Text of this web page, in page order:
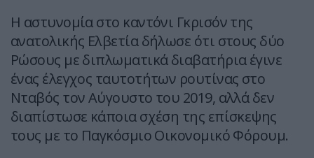
Η αστυνομία στο καντόνι Γκρισόν της
ανατολικής Ελβετία δήλωσε ότι στους δύο
Ρώσους με διπλωματικά διαβατήρια έγινε
ένας έλεγχος ταυτοτήτων ρουτίνας στο
Νταβός τον Αύγουστο του 2019, αλλά δεν
διαπίστωσε κάποια σχέση της επίσκεψης
τους με το Παγκόσμιο Οικονομικό Φόρουμ.